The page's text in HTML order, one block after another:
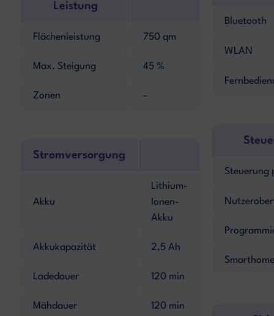
Leistung
Flächenleistung 750 qm
Max. Steigung 45 %
Zonen -
Stromversorgung
Akku
Lithium-
Ionen-
Akku
Akkukapazität 2,5 Ah
Ladedauer 120 min
Mähdauer 120 min
Bluetooth
WLAN
Steuerung